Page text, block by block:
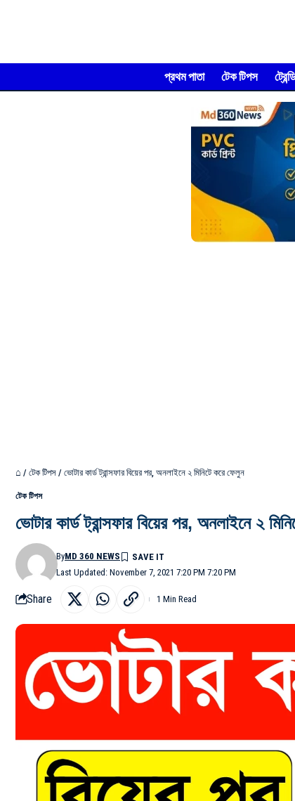
প্রথম পাতা টেক টিপস
⌂ / টেক টিপস / ভোটার কার্ড ট্রান্সফার বিয়ের পর, অনলাইনে ২ মিনিটে করে ফেলুন
টেক টিপস
ভোটার কার্ড ট্রান্সফার বিয়ের পর, অনলাইনে ২
Last Updated: November 7, 2021 7:20 PM 7:20 PM
ByMD 360 NEWS
Share 1 Min Read